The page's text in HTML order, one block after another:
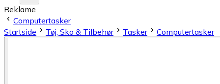
Reklame
Computertasker
Startside
Tøj, Sko & Tilbehør Tasker Computertasker